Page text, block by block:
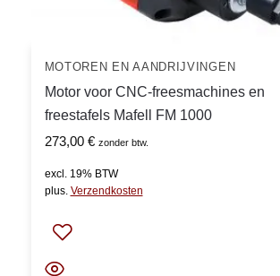
MOTOREN EN AANDRIJVINGEN
Motor voor CNC-freesmachines en
freestafels Mafell FM 1000
273,00 € zonder btw.
excl. 19% BTW
plus. Verzendkosten